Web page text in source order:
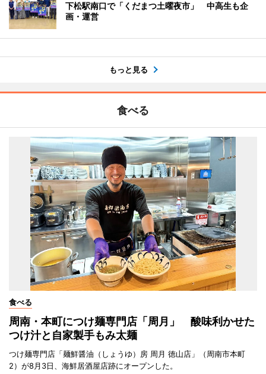
下松駅南口で「くだまつ土曜夜市」 中高生も企
画・運営
もっと見る
食べる
食べる
周南・本町につけ麺専門店「周月」 酸味利かせた
つけ汁と自家製手もみ太麺
つけ麺専門店「麺鮮醤油（しょうゆ）房 周月 徳山店」（周南市本町
2）が8月3日、海鮮居酒屋店跡にオープンした。